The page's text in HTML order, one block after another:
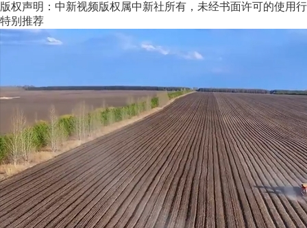
版权声明：中新视频版权属中新社所有，未经书面许可的使用
特别推荐